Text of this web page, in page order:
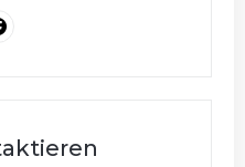
Facebook ((öffnet ein neues